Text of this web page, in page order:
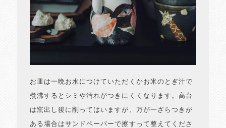
お皿は一晩お水につけていただくかお米のとぎ汁で
煮沸するとシミや汚れがつきにくくなります。高台
は窯出し後に削ってはいますが、万が一ざらつきが
ある場合はサンドペーパーで擦すって整えてくださ